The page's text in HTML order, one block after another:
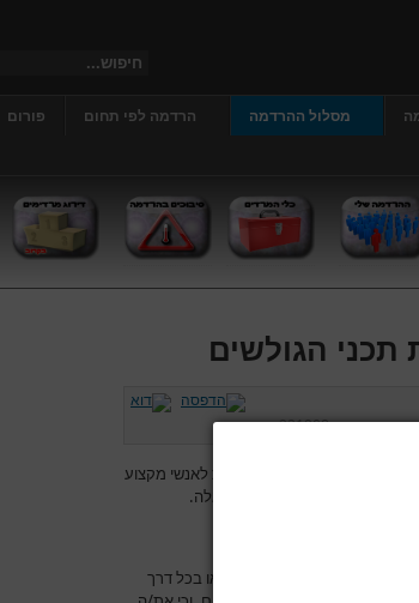
מסלול ההרדמה הרדמה לפי תחום
פורום
הגולשים
כניסות:221908
בפורום לצורך העלאת שאלות לאנשי מקצוע
הגולשים לבין עצמם בנושאים אלה.
אמיתי, נכון ומדויק.
תגובות מאמרים, יצירת קשר או בכל דרך